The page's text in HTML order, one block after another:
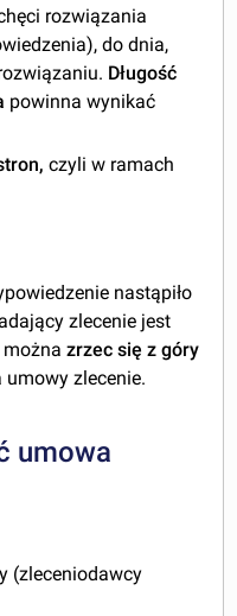
rozwiązania
do dnia,
Długość
powinna wynikać
czyli w ramach
nastąpiło
zlecenie jest
możnazrzec się z góry
zlecenie.
umowa
(zleceniodawcy